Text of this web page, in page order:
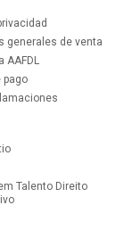
generales de venta
AAFDL
pago
Talento Direito